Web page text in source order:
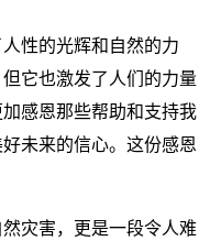
性的光辉和自然的力
它也激发了人们的力量
感恩那些帮助和支持我
未来的信心。这份感恩
灾害，更是一段令人难